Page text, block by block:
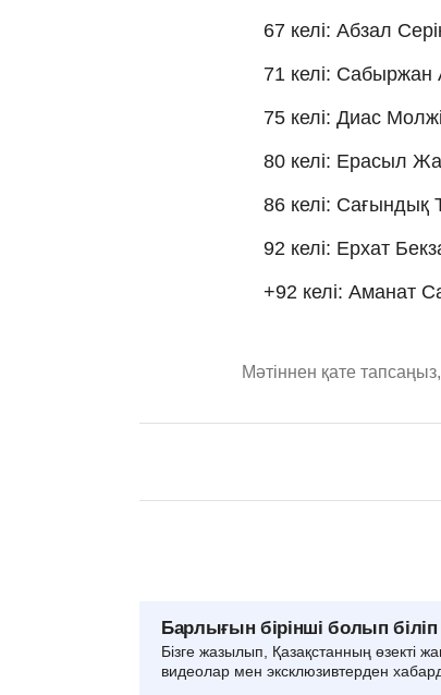
67 келі: Абзал
71 келі: Сабыржан
75 келі: Диас
80 келі: Ерасыл
86 келі: Сағындық
92 келі: Ерхат
+92 келі: Аманат
Мәтіннен қате тапсаңыз,
Барлығын бірінші болып
Бізге жазылып, Қазақстанның өзекті
видеолар мен эксклюзивтерден